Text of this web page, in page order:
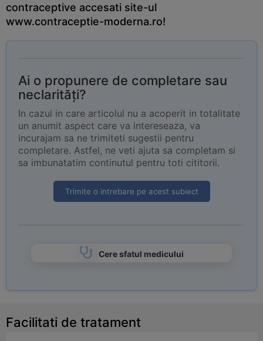
contraceptive accesati site-ul
www.contraceptie-moderna.ro!
Ai o propunere de completare sau
neclarități?
In cazul in care articolul nu a acoperit in totalitate
un anumit aspect care va intereseaza, va
incurajam sa ne trimiteti sugestii pentru
completare. Astfel, ne veti ajuta sa completam si
sa imbunatatim continutul pentru toti cititorii.
Trimite o intrebare pe acest subiect
Cere sfatul medicului
Facilitati de tratament